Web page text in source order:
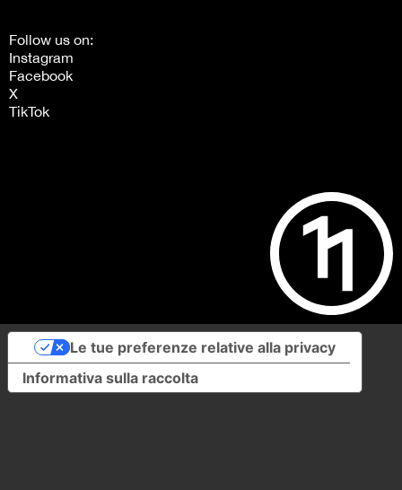
Follow us on:
Instagram
Facebook
X
TikTok
Informativa sulla raccolta
Le tue preferenze relative alla privacy